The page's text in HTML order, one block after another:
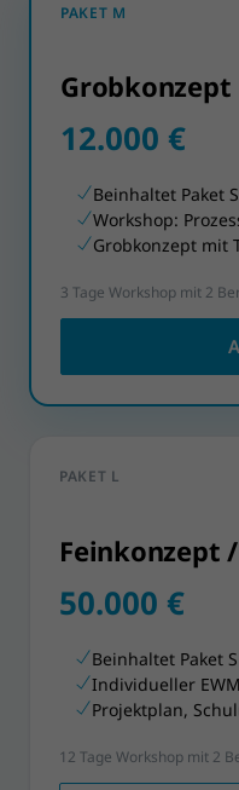
PAKET M
Grobkonzept
12.000 €
Beinhaltet Paket S
Workshop:
Grobkonzept mit
3 Tage Workshop mit 2
PAKET L
Feinkonzept
50.000 €
Beinhaltet Paket
Individueller
Projektplan,
12 Tage Workshop mit 2